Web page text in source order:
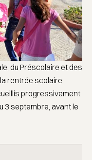
du Préscolaire et des
rentrée scolaire
progressivement
3 septembre, avant le